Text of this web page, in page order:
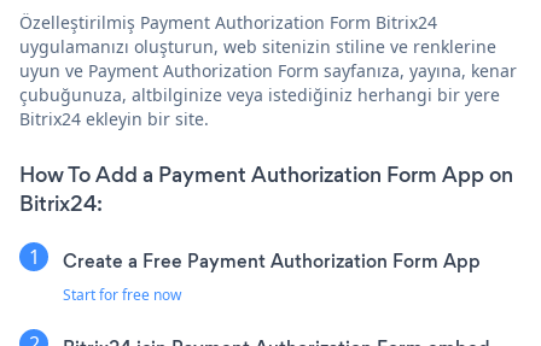
Özelleştirilmiş Payment Authorization Form Bitrix24
uygulamanızı oluşturun, web sitenizin stiline ve renklerine
uyun ve Payment Authorization Form sayfanıza, yayına, kenar
çubuğunuza, altbilginize veya istediğiniz herhangi bir yere
Bitrix24 ekleyin bir site.
How To Add a Payment Authorization Form App on
Bitrix24:
Create a Free Payment Authorization Form App
Start for free now